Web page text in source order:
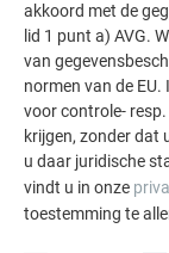
akkoord met de
lid 1 punt a) AVG.
van
normen van de
voor controle-
krijgen, zonder dat
u daar juridische
vindt u in onze
toestemming te